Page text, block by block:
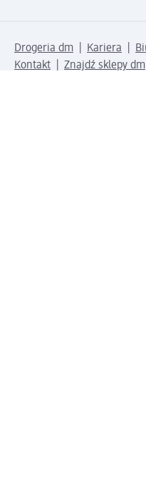
Drogeria dm Kariera
Kontakt
Znajdź sklepy dm